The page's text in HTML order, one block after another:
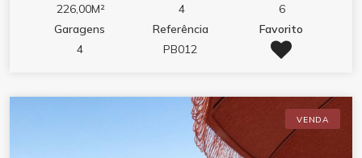
226,00M²
4
6
Garagens
4
Referência
PB012
Favorito
VENDA